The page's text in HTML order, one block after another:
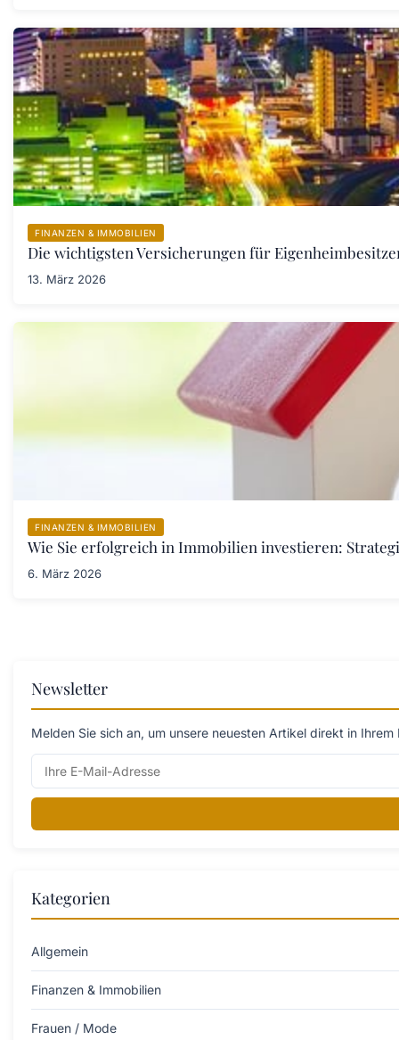
FINANZEN & IMMOBILIEN
Die wichtigsten Versicherungen für
13. März 2026
FINANZEN & IMMOBILIEN
Wie Sie erfolgreich in Immobilien investieren:
6. März 2026
Newsletter
Melden Sie sich an, um unsere neuesten Artikel direkt in
Kategorien
Allgemein
Finanzen & Immobilien
Frauen / Mode